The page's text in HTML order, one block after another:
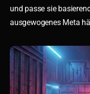
und passe sie
ausgewogenes Meta